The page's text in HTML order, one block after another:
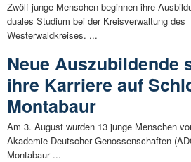
Zwölf junge Menschen beginnen ihre
duales Studium bei der Kreisverwaltung des
Westerwaldkreises. ...
Neue Auszubildende
ihre Karriere auf
Montabaur
Am 3. August wurden 13 junge Menschen
Akademie Deutscher Genossenschaften
Montabaur ...